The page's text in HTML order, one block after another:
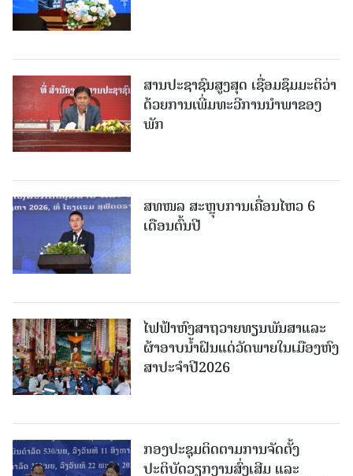
ສານປະຊາຊົນສູງສຸດ ເຊື່ອມຊຶມມະຕິວ່າ
ດ້ວຍການເພີ່ມທະວີການນຳພາຂອງ
ພັກ
ສທໜລ ສະຫຼຸບການເຄື່ອນໄຫວ 6
ເດືອນຕົ້ນປີ
ໄຟຟ້າຫົງສາຖວາຍທຽນພັນສາແລະ
ຜ້າອາບນໍ້າຝົນແດ່ວັດພາຍໃນເມືອງຫົງ
ສາປະຈໍາປີ2026
ກອງປະຊຸມຕິດຕາມການຈັດຕັ້ງ
ປະຕິບັດວຽກງານສົ່ງເສີມ ແລະ